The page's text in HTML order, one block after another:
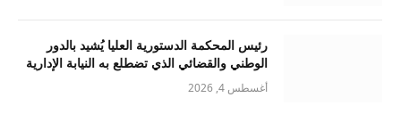
رئيس المحكمة الدستورية العليا يُشيد بالدور
الوطني والقضائي الذي تضطلع به النيابة الإدارية
أغسطس 4, 2026